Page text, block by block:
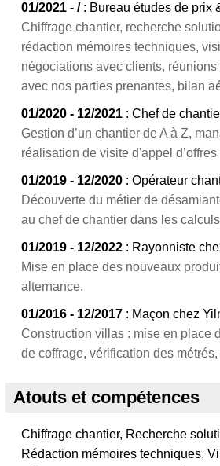
01/2021 - /: Bureau études de prix
Chiffrage chantier, recherche
rédaction mémoires techniques,
négociations avec clients,
avec nos parties prenantes, bilan
01/2020 - 12/2021 : Chef de
Gestion d’un chantier de A à Z,
réalisation de visite d'appel
01/2019 - 12/2020 : Opérateur
Découverte du métier de
au chef de chantier dans les
01/2019 - 12/2022 : Rayonniste
Mise en place des nouveaux
alternance.
01/2016 - 12/2017 : Maçon chez
Construction villas : mise en place
de coffrage, vérification des
Atouts et compétences
Chiffrage chantier, Recherche
Rédaction mémoires techniques,